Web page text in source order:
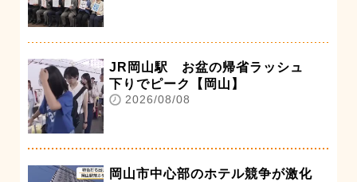
JR岡山駅 お盆の帰省ラッシュ
下りでピーク【岡山】
2026/08/08
岡山市中心部のホテル競争が激化